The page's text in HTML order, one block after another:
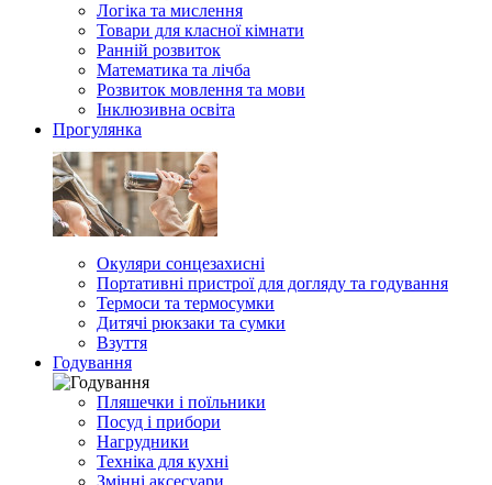
Логіка та мислення
Товари для класної кімнати
Ранній розвиток
Математика та лічба
Розвиток мовлення та мови
Інклюзивна освіта
Прогулянка
Окуляри сонцезахисні
Портативні пристрої для догляду та годування
Термоси та термосумки
Дитячі рюкзаки та сумки
Взуття
Годування
Пляшечки і поїльники
Посуд і прибори
Нагрудники
Техніка для кухні
Змінні аксесуари